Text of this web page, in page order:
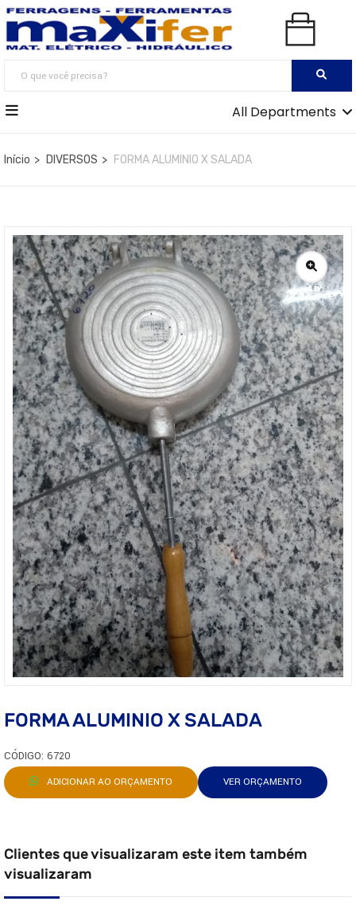
All Departments
Início DIVERSOS FORMA ALUMINIO X SALADA
FORMA ALUMINIO X SALADA
CÓDIGO: 6720
ADICIONAR AO ORÇAMENTO VER ORÇAMENTO
Clientes que visualizaram este item também
visualizaram